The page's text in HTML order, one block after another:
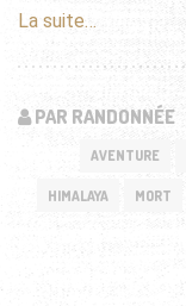
La suite…
PAR RANDONNÉE
AVENTURE
HIMALAYA MORT